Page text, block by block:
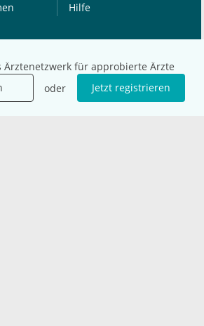
Ärztenetzwerk für approbierte Ärzte
oder Jetzt registrieren
Hilfe